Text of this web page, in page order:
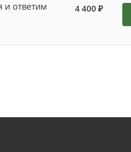
и ответим
4 400 ₽